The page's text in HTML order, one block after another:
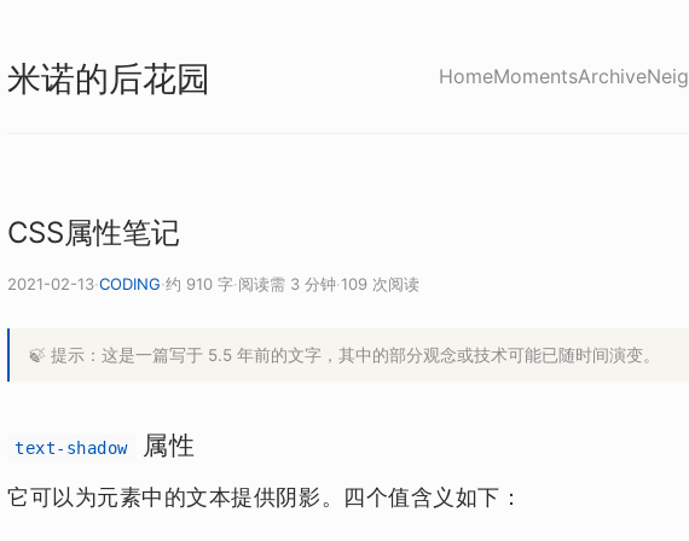
米诺的后花园 HomeMomentsArchive
CSS属性笔记
2021-02-13·CODING·约 910 字·阅读需 3 分钟·109 次阅读
🍃 提示：这是一篇写于 5.5 年前的文字，其中的部分观念或技术可能已随时间演变。
text-shadow 属性
它可以为元素中的文本提供阴影。四个值含义如下：